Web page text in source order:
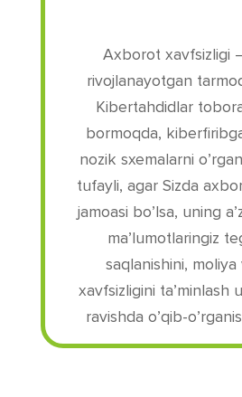
Axborot xavfsizligi
rivojlanayotgan
Kibertahdidlar
bormoqda,
nozik sxemalarni
tufayli, agar Sizda
jamoasi bo’lsa, uning
ma’lumotlaringiz
saqlanishini, moliya
xavfsizligini ta’minlash
ravishda o’qib-